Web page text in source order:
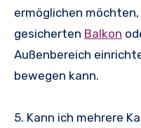
ermöglichen
gesicherten Balkon
Außenbereich
bewegen kann.
5. Kann ich mehrere